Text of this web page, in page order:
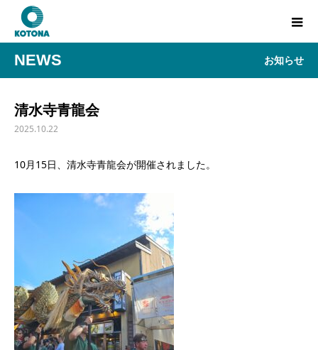
NEWS お知らせ
清水寺青龍会
2025.10.22
10月15日、清水寺青龍会が開催されました。